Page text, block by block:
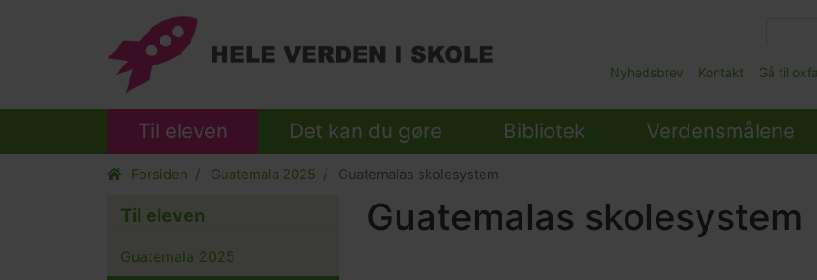
Main
Submenu
Nyhedsbrev Kontakt Gå til
Til eleven Det kan du gøre Bibliotek Verdensmålene
Forsiden Guatemala 2025 Guatemalas skolesystem
Guatemalas skolesystem
Til eleven
Guatemala 2025